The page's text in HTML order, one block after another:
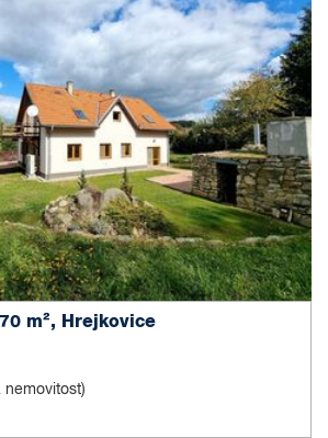
m², Hrejkovice
nemovitost)